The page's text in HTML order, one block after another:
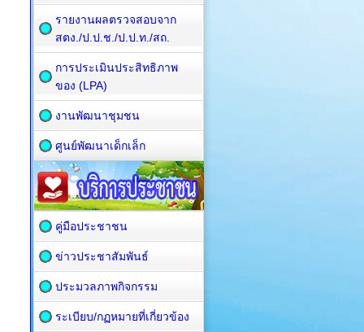
รายงานผลตรวจสอบจาก
สตง./ป.ป.ช./ป.ป.ท./สถ.
การประเมินประสิทธิภาพ
ของ (LPA)
งานพัฒนาชุมชน
ศูนย์พัฒนาเด็กเล็ก
คู่มือประชาชน
ข่าวประชาสัมพันธ์
ประมวลภาพกิจกรรม
ระเบียบ/กฏหมายที่เกี่ยวข้อง